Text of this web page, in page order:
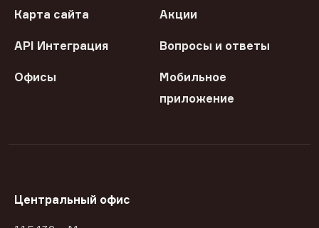
Карта сайта Акции
API Интеграция Вопросы и ответы
Офисы
Мобильное
приложение
Центральный офис